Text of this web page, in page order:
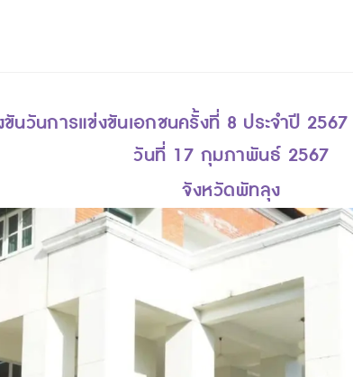
นวันการแข่งขันเอกชนครั้งที่ 8 ประจำปี
วันที่ 17 กุมภาพันธ์ 2567
จังหวัดพัทลุง